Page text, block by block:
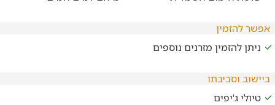
אפשר להזמין
ניתן להזמין מזרנים נוספים
ביישוב וסביבתו
טיולי ג'יפים